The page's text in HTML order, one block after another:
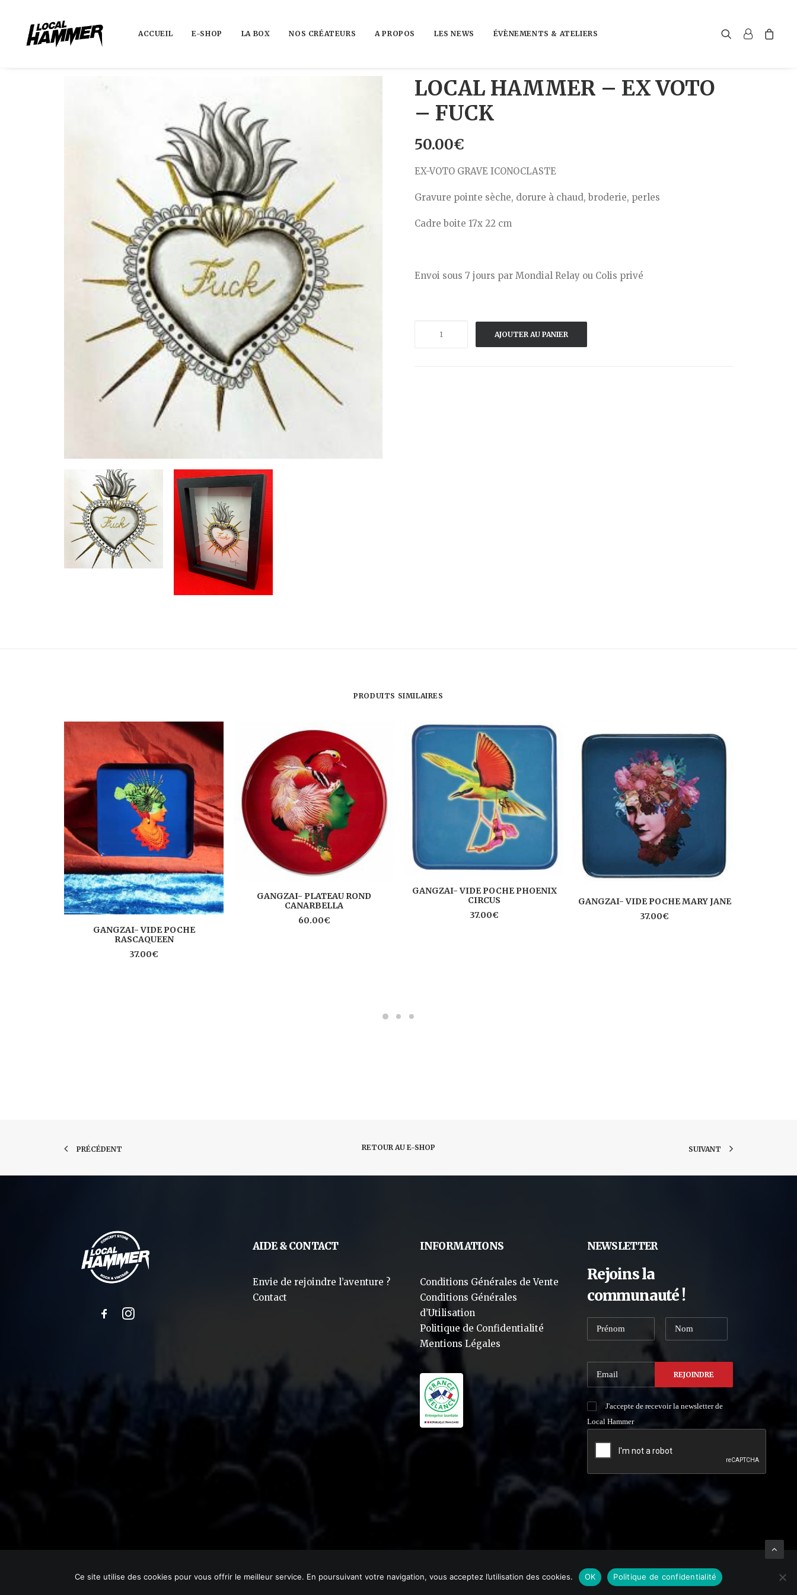
ACCUEIL E-SHOP LA BOX NOS CRÉATEURS A PROPOS LES NEWS ÉVÈNEMENTS & ATELIERS
LOCAL HAMMER – EX VOTO
– FUCK
50.00€
EX-VOTO GRAVE ICONOCLASTE
Gravure pointe sèche, dorure à chaud, broderie, perles
Cadre boite 17x 22 cm
Envoi sous 7 jours par Mondial Relay ou Colis privé
AJOUTER AU PANIER
PRODUITS SIMILAIRES
AJOUTER AU PANIER
GANGZAI- VIDE POCHE
RASCAQUEEN
37.00€
AJOUTER AU PANIER
GANGZAI- PLATEAU ROND
CANARBELLA
60.00€
AJOUTER AU PANIER
GANGZAI- VIDE POCHE PHOENIX
CIRCUS
37.00€
AJOUTER AU PANIER
GANGZAI- VIDE POCHE MARY JANE
37.00€
PRÉCÉDENT RETOUR AU E-SHOP SUIVANT
AIDE & CONTACT
Envie de rejoindre l’aventure ?
Contact
INFORMATIONS
Conditions Générales de Vente
Conditions Générales
d’Utilisation
Politique de Confidentialité
Mentions Légales
NEWSLETTER
Rejoins la
communauté !
J'accepte de recevoir la newsletter de
Local Hammer
© 2021 Local HAMMER. | by YURGRAPHIC
Ce site utilise des cookies pour vous offrir le meilleur service. En poursuivant votre navigation, vous acceptez l’utilisation des cookies. OK Politique de confidentialité